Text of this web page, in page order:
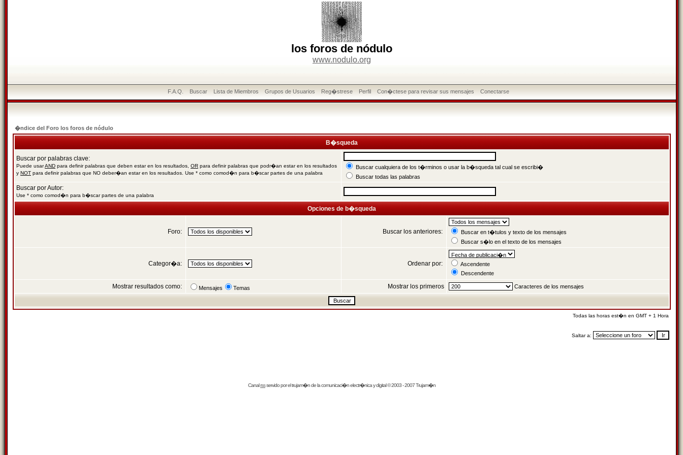
los foros de nódulo
www.nodulo.org
F.A.Q. Buscar Lista de Miembros Grupos de Usuarios Reg�strese Perfil Con�ctese para revisar sus mensajes Conectarse
�ndice del Foro los foros de nódulo
B�squeda
Buscar por palabras clave:
Puede usarAND para definir palabras que deben estar en los resultados, OR para definir palabras que podr�an estar en los resultados
y NOT para definir palabras que NO deber�an estar en los resultados. Use * como comod�n para b�scar partes de una palabra
Buscar cualquiera de los t�rminos o usar la b�squeda tal cual se escribi�
Buscar todas las palabras
Buscar por Autor:
Use * como comod�n para b�scar partes de una palabra
Opciones de b�squeda
Foro: Buscar los anteriores:
Buscar en t�tulos y texto de los mensajes
Buscar s�lo en el texto de los mensajes
Categor�a: Ordenar por:
Ascendente
Descendente
Mostrar resultados como: Mensajes Temas Mostrar los primeros Caracteres de los mensajes
Todas las horas est�n en GMT + 1 Hora
Saltar a:
Canalrssservido por eltrujam�nde la comunicaci�n electr�nica y digital © 2003 - 2007 Trujam�n